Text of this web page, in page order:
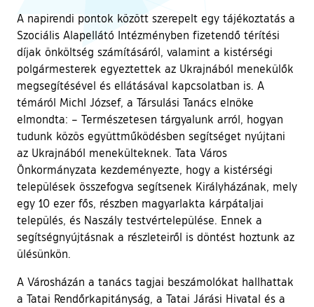
A napirendi pontok között szerepelt egy tájékoztatás a
Szociális Alapellátó Intézményben fizetendő térítési
díjak önköltség számításáról, valamint a kistérségi
polgármesterek egyeztettek az Ukrajnából menekülők
megsegítésével és ellátásával kapcsolatban is. A
témáról Michl József, a Társulási Tanács elnöke
elmondta: – Természetesen tárgyalunk arról, hogyan
tudunk közös együttműködésben segítséget nyújtani
az Ukrajnából menekülteknek. Tata Város
Önkormányzata kezdeményezte, hogy a kistérségi
települések összefogva segítsenek Királyházának, mely
egy 10 ezer fős, részben magyarlakta kárpátaljai
település, és Naszály testvértelepülése. Ennek a
segítségnyújtásnak a részleteiről is döntést hoztunk az
ülésünkön.
A Városházán a tanács tagjai beszámolókat hallhattak
a Tatai Rendőrkapitányság, a Tatai Járási Hivatal és a